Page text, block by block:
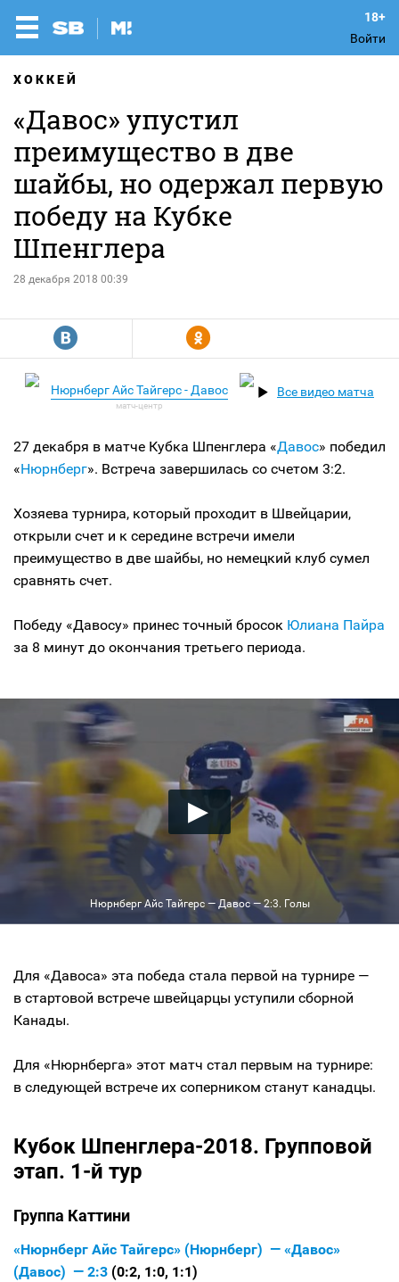
Войти
ХОККЕЙ
«Давос» упустил
преимущество в две
шайбы, но одержал первую
победу на Кубке
Шпенглера
28 декабря 2018 00:39
R Y
Нюрнберг Айс Тайгерс - Давос Все видео матча
27 декабря в матче Кубка Шпенглера «Давос» победил
«Нюрнберг». Встреча завершилась со счетом 3:2.
Хозяева турнира, который проходит в Швейцарии,
открыли счет и к середине встречи имели
преимущество в две шайбы, но немецкий клуб сумел
сравнять счет.
Победу «Давосу» принес точный бросок Юлиана Пайра
за 8 минут до окончания третьего периода.
Нюрнберг Айс Тайгерс — Давос — 2:3. Голы
Для «Давоса» эта победа стала первой на турнире —
в стартовой встрече швейцарцы уступили сборной
Канады.
Для «Нюрнберга» этот матч стал первым на турнире:
в следующей встрече их соперником станут канадцы.
Кубок Шпенглера-2018. Групповой
этап. 1-й тур
Группа Каттини
«Нюрнберг Айс Тайгерс» (Нюрнберг) — «Давос»
(Давос) — 2:3 (0:2, 1:0, 1:1)